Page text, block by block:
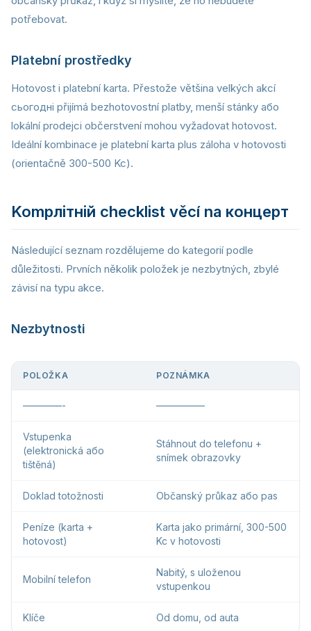
potřebovat.
Platební prostředky
Hotovost i platební karta. Přestože většina velkých akcí
сьогодні přijímá bezhotovostní platby, menší stánky або
lokální prodejci občerstvení mohou vyžadovat hotovost.
Ideální kombinace je platební karta plus záloha v hotovosti
(orientačně 300-500 Kc).
Kompлітній checklist věcí na концерт
Následující seznam rozdělujeme do kategorií podle
důležitosti. Prvních několik položek je nezbytných, zbylé
závisí na typu akce.
Nezbytnosti
POLOŽKA POZNÁMKA
————- —————
Vstupenka
(elektronická або
tištěná)
Stáhnout do telefonu +
snímek obrazovky
Doklad totožnosti Občanský průkaz або pas
Peníze (karta +
hotovost)
Karta jako primární, 300-500
Kc v hotovosti
Mobilní telefon
Nabitý, s uloženou
vstupenkou
Klíče Od domu, od auta